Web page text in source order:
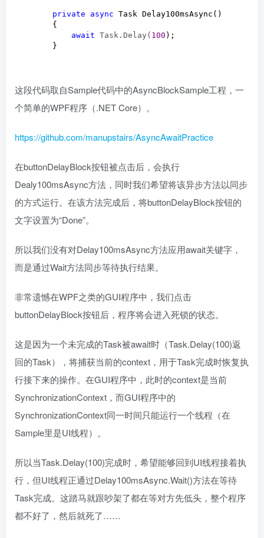
private async Task Delay100msAsync()
        {
await Task.Delay( 100 );
        }
这段代码取自Sample代码中的AsyncBlockSample工程，一
个简单的WPF程序（.NET Core）。
https://github.com/manupstairs/AsyncAwaitPractice
在buttonDelayBlock按钮被点击后，会执行
Dealy100msAsync方法，同时我们希望将该异步方法以同步
的方式运行。在该方法完成后，将buttonDelayBlock按钮的
文字设置为“Done”。
所以我们没有对Delay100msAsync方法应用await关键字，
而是通过Wait方法同步等待执行结果。
非常遗憾在WPF之类的GUI程序中，我们点击
buttonDelayBlock按钮后，程序将会进入死锁的状态。
这是因为一个未完成的Task被await时（Task.Delay(100)返
回的Task），将捕获当前的context，用于Task完成时恢复执
行接下来的操作。在GUI程序中，此时的context是当前
SynchronizationContext，而GUI程序中的
SynchronizationContext同一时间只能运行一个线程（在
Sample里是UI线程）。
所以当Task.Delay(100)完成时，希望能够回到UI线程接着执
行，但UI线程正通过Delay100msAsync.Wait()方法在等待
Task完成。这踏马就跟吵架了都在等对方先低头，整个程序
都不好了，然后就死了……